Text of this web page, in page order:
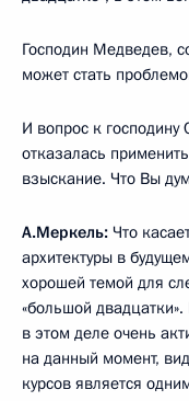
Господин Медведев,
может стать
И вопрос к
отказалась
взыскание. Что Вы
А.Меркель: Что
архитектуры в
хорошей темой для
«большой
в этом деле очень
на данный момент,
курсов является